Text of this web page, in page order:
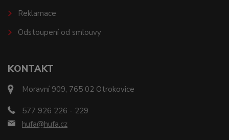
KONTAKT
Moravní 909, 765 02 Otrokovice
577 926 226 - 229
hufa@hufa.cz
Reklamace
Odstoupení od smlouvy